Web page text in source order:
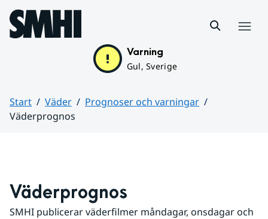
Hoppa till sidans innehåll
Varning
Gul, Sverige
Start Väder
Prognoser och varningar
Väderprognos
Väderprognos
SMHI publicerar väderfilmer måndagar, onsdagar och